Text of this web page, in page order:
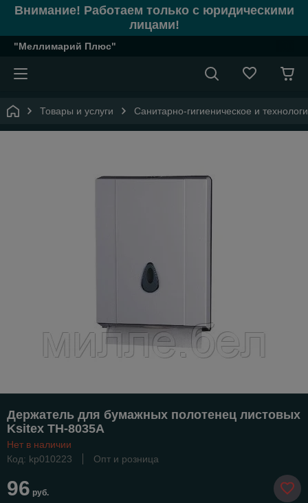
Внимание! Работаем только с юридическими
лицами!
"Меллимарий Плюс"
Товары и услуги Санитарно-гигиеническое и
Держатель для бумажных полотенец листовых
Ksitex TH-8035A
Нет в наличии
Код: kp010223
Опт и розница
96 руб.